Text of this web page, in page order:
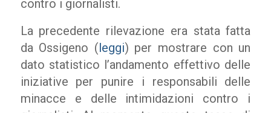
contro i giornalisti.
La precedente rilevazione era stata fatta
da Ossigeno (leggi) per mostrare con un
dato statistico l’andamento effettivo delle
iniziative per punire i responsabili delle
minacce e delle intimidazioni contro i